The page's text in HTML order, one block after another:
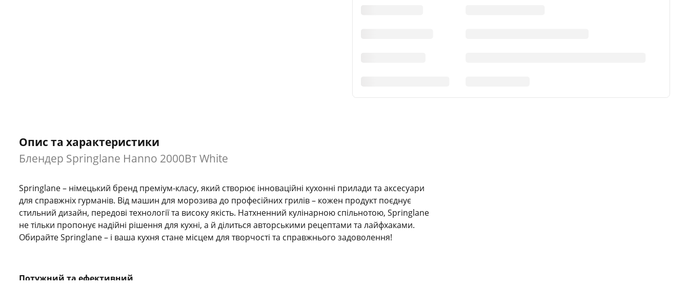
Опис та характеристики
Блендер Springlane Hanno 2000Вт White
Springlane – німецький бренд преміум-класу, який створює інноваційні кухонні прилади та аксесуари
для справжніх гурманів. Від машин для морозива до професійних грилів – кожен продукт поєднує
стильний дизайн, передові технології та високу якість. Натхненний кулінарною спільнотою, Springlane
не тільки пропонує надійні рішення для кухні, а й ділиться авторськими рецептами та лайфхаками.
Обирайте Springlane – і ваша кухня стане місцем для творчості та справжнього задоволення!
Потужний та ефективний